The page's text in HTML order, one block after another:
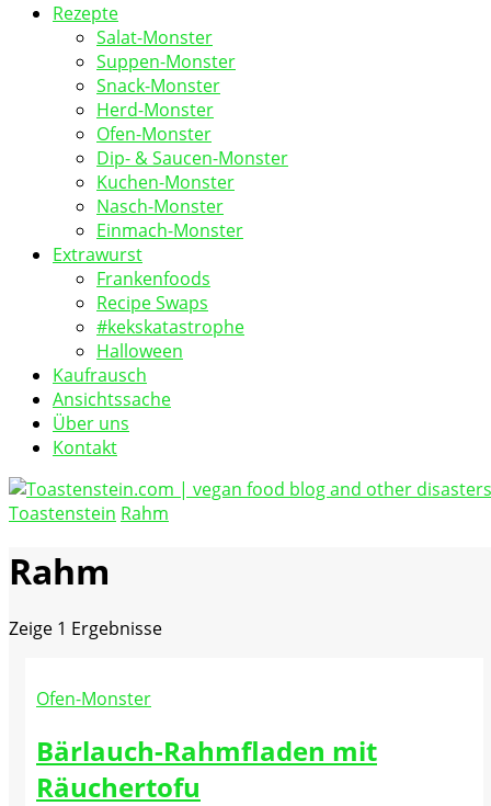
Rezepte
Salat-Monster
Suppen-Monster
Snack-Monster
Herd-Monster
Ofen-Monster
Dip- & Saucen-Monster
Kuchen-Monster
Nasch-Monster
Einmach-Monster
Extrawurst
Frankenfoods
Recipe Swaps
#kekskatastrophe
Halloween
Kaufrausch
Ansichtssache
Über uns
Kontakt
Toastenstein.com
Toastenstein Rahm
Rahm
Zeige 1 Ergebnisse
Ofen-Monster
Bärlauch-Rahmfladen mit
Räuchertofu